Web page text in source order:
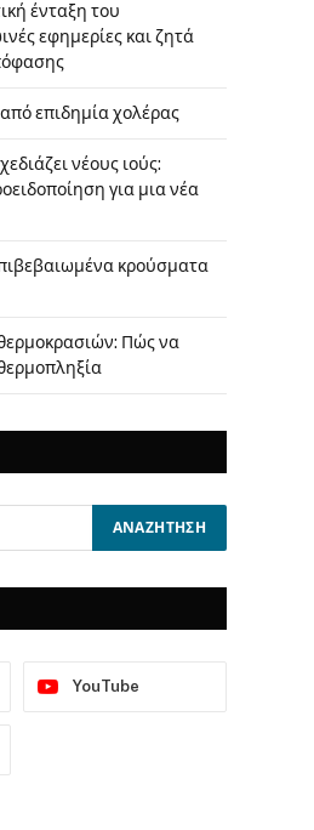
ένταξη του
εφημερίες και ζητά
επιδημία χολέρας
νέους ιούς:
για μια νέα
κρούσματα
Πώς να
YouTube